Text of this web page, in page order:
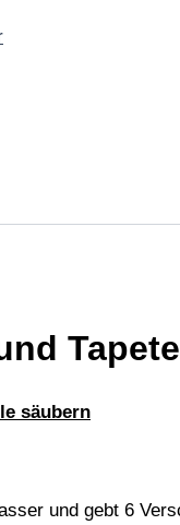
säubern
und gebt 6